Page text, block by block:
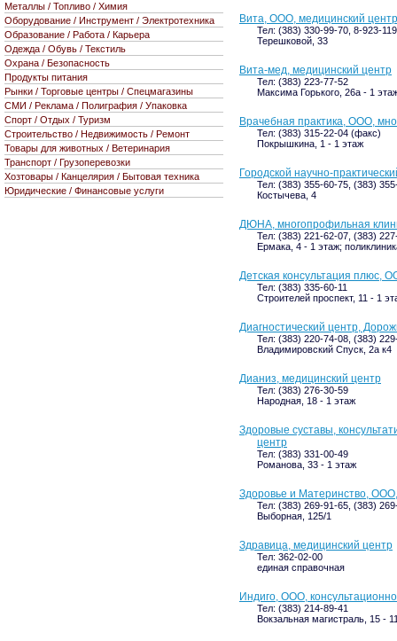
Вита, ООО, медицинский центр
Тел: (383) 330-99-70, 8-923-
Терешковой, 33
Вита-мед, медицинский центр
Тел: (383) 223-77-52
Максима Горького, 26а - 1
Врачебная практика, ООО,
Тел: (383) 315-22-04 (факс)
Покрышкина, 1 - 1 этаж
Городской научно-
Тел: (383) 355-60-75, (383)
Костычева, 4
ДЮНА, многопрофильная
Тел: (383) 221-62-07, (383)
Ермака, 4 - 1 этаж;
Детская консультация плюс,
Тел: (383) 335-60-11
Строителей проспект, 11 - 1
Диагностический центр,
Тел: (383) 220-74-08, (383)
Владимировский Спуск, 2а к4
Дианиз, медицинский центр
Тел: (383) 276-30-59
Народная, 18 - 1 этаж
Здоровые суставы,
центр
Тел: (383) 331-00-49
Романова, 33 - 1 этаж
Здоровье и Материнство,
Тел: (383) 269-91-65, (383)
Выборная, 125/1
Здравица, медицинский центр
Тел: 362-02-00
единая справочная
Индиго, ООО,
Тел: (383) 214-89-41
Вокзальная магистраль, 15 -
Металлы / Топливо / Химия
Оборудование / Инструмент / Электротехника
Образование / Работа / Карьера
Одежда / Обувь / Текстиль
Охрана / Безопасность
Продукты питания
Рынки / Торговые центры / Спецмагазины
СМИ / Реклама / Полиграфия / Упаковка
Спорт / Отдых / Туризм
Строительство / Недвижимость / Ремонт
Товары для животных / Ветеринария
Транспорт / Грузоперевозки
Хозтовары / Канцелярия / Бытовая техника
Юридические / Финансовые услуги